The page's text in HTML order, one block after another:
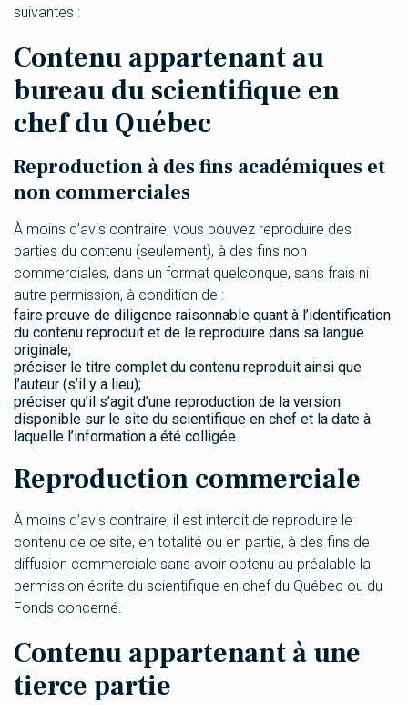
suivantes :
Contenu appartenant au
bureau du scientifique en
chef du Québec
Reproduction à des fins académiques et
non commerciales
À moins d’avis contraire, vous pouvez reproduire des
parties du contenu (seulement), à des fins non
commerciales, dans un format quelconque, sans frais ni
autre permission, à condition de :
faire preuve de diligence raisonnable quant à l’identification
du contenu reproduit et de le reproduire dans sa langue
originale;
préciser le titre complet du contenu reproduit ainsi que
l’auteur (s’il y a lieu);
préciser qu’il s’agit d’une reproduction de la version
disponible sur le site du scientifique en chef et la date à
laquelle l’information a été colligée.
Reproduction commerciale
À moins d’avis contraire, il est interdit de reproduire le
contenu de ce site, en totalité ou en partie, à des fins de
diffusion commerciale sans avoir obtenu au préalable la
permission écrite du scientifique en chef du Québec ou du
Fonds concerné.
Contenu appartenant à une
tierce partie